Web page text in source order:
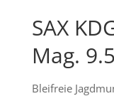
SAX
Mag.
Bleifreie